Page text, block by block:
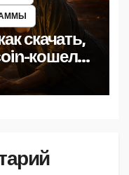
скачать,
кошелёк